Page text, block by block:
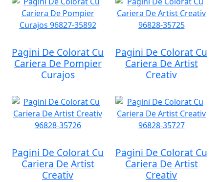
Pagini De Colorat Cu
Cariera De Pompier
Curajos
Pagini De Colorat Cu
Cariera De Artist
Creativ
Pagini De Colorat Cu
Cariera De Artist
Creativ
Pagini De Colorat Cu
Cariera De Artist
Creativ